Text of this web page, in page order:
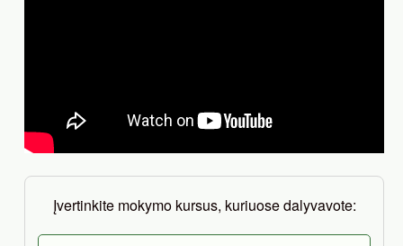
Įvertinkite mokymo kursus, kuriuose dalyvavote: